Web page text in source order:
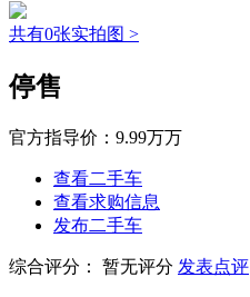
共有0张实拍图 >
停售
官方指导价： 9.99万万
查看二手车
查看求购信息
发布二手车
综合评分： 暂无评分 发表点评